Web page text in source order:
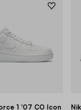
1 '07 CO Icon